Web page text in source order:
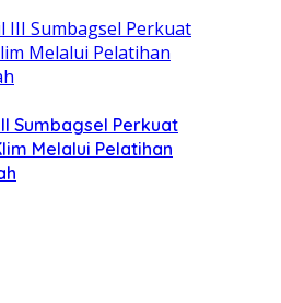
Sumbagsel Perkuat
Melalui Pelatihan